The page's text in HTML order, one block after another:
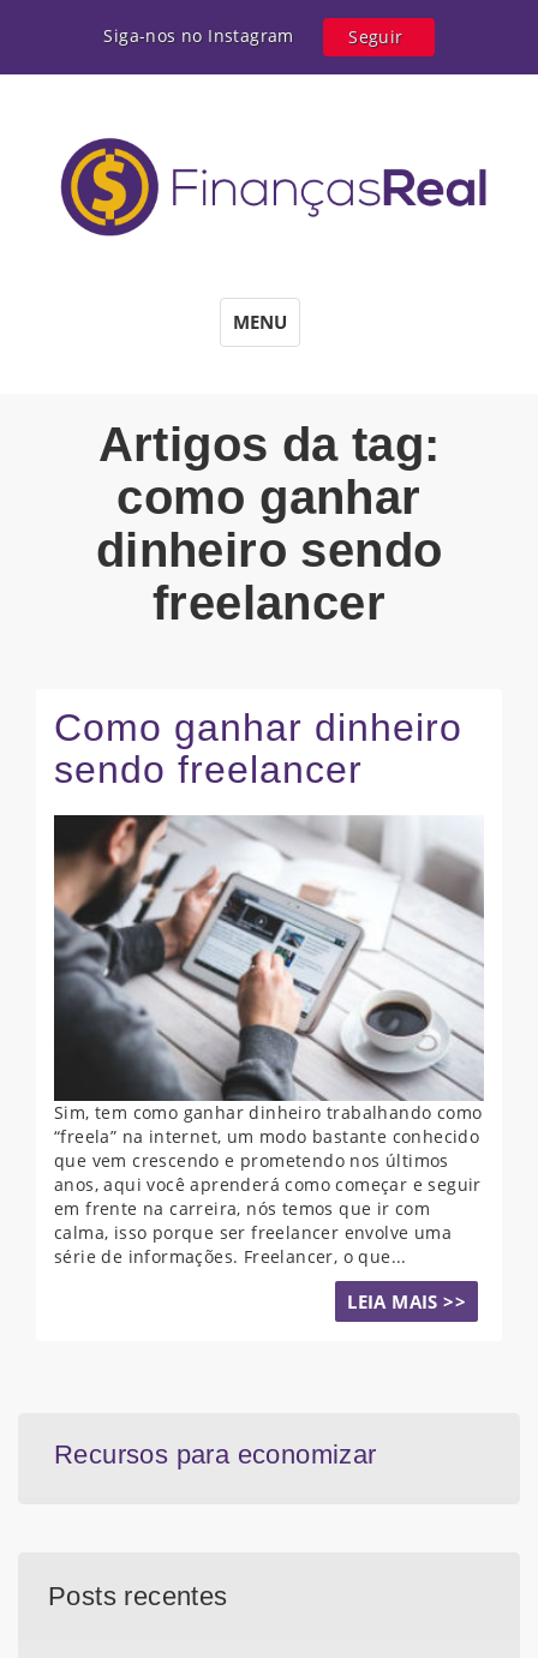
Siga-nos no Instagram Seguir
MENU
Artigos da tag:
como ganhar
dinheiro sendo
freelancer
Como ganhar dinheiro
sendo freelancer
Sim, tem como ganhar dinheiro trabalhando como
“freela” na internet, um modo bastante conhecido
que vem crescendo e prometendo nos últimos
anos, aqui você aprenderá como começar e seguir
em frente na carreira, nós temos que ir com
calma, isso porque ser freelancer envolve uma
série de informações. Freelancer, o que...
LEIA MAIS >>
Recursos para economizar
Posts recentes